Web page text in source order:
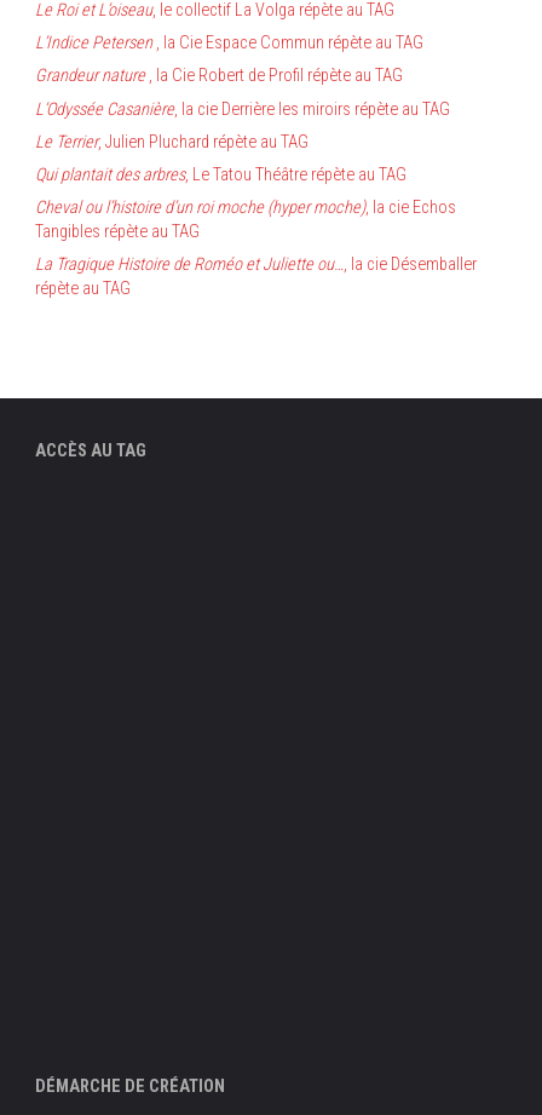
Le Roi et L’oiseau, le collectif La Volga répète au TAG
L’Indice Petersen, la Cie Espace Commun répète au TAG
Grandeur nature, la Cie Robert de Profil répète au TAG
L’Odyssée Casanière, la cie Derrière les miroirs répète au TAG
Le Terrier, Julien Pluchard répète au TAG
Qui plantait des arbres, Le Tatou Théâtre répète au TAG
Cheval ou l’histoire d’un roi moche (hyper moche), la cie Echos
Tangibles répète au TAG
La Tragique Histoire de Roméo et Juliette ou…, la cie Désemballer
répète au TAG
ACCÈS AU TAG
DÉMARCHE DE CRÉATION